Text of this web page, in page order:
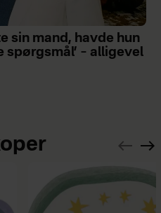
sin mand, havde hun
spørgsmål’ – alligevel